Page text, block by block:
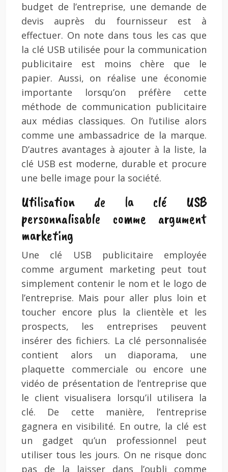
budget de l’entreprise, une demande de
devis auprès du fournisseur est à
effectuer. On note dans tous les cas que
la clé USB utilisée pour la communication
publicitaire est moins chère que le
papier. Aussi, on réalise une économie
importante lorsqu’on préfère cette
méthode de communication publicitaire
aux médias classiques. On l’utilise alors
comme une ambassadrice de la marque.
D’autres avantages à ajouter à la liste, la
clé USB est moderne, durable et procure
une belle image pour la société.
Utilisation de la clé USB
personnalisable comme argument
marketing
Une clé USB publicitaire employée
comme argument marketing peut tout
simplement contenir le nom et le logo de
l’entreprise. Mais pour aller plus loin et
toucher encore plus la clientèle et les
prospects, les entreprises peuvent
insérer des fichiers. La clé personnalisée
contient alors un diaporama, une
plaquette commerciale ou encore une
vidéo de présentation de l’entreprise que
le client visualisera lorsqu’il utilisera la
clé. De cette manière, l’entreprise
gagnera en visibilité. En outre, la clé est
un gadget qu’un professionnel peut
utiliser tous les jours. On ne risque donc
pas de la laisser dans l’oubli comme